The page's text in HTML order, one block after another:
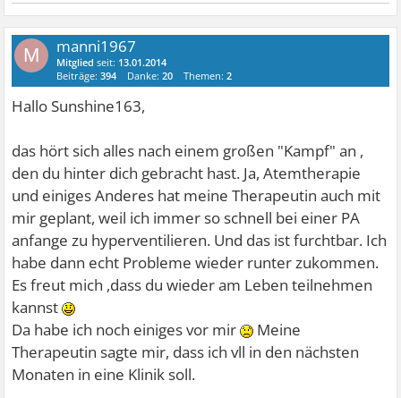
M manni1967
Mitglied seit: 13.01.2014
Beiträge:394 Danke:20 Themen:2
Hallo Sunshine163,
das hört sich alles nach einem großen "Kampf" an ,
den du hinter dich gebracht hast. Ja, Atemtherapie
und einiges Anderes hat meine Therapeutin auch mit
mir geplant, weil ich immer so schnell bei einer PA
anfange zu hyperventilieren. Und das ist furchtbar. Ich
habe dann echt Probleme wieder runter zukommen.
Es freut mich ,dass du wieder am Leben teilnehmen
kannst
Da habe ich noch einiges vor mir
Meine
Therapeutin sagte mir, dass ich vll in den nächsten
Monaten in eine Klinik soll.